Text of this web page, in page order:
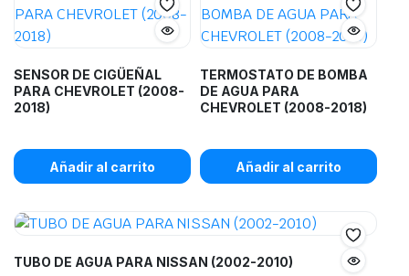
SENSOR DE CIGÜEÑAL
PARA CHEVROLET (2008-
2018)
Añadir al carrito
TERMOSTATO DE BOMBA
DE AGUA PARA
CHEVROLET (2008-2018)
Añadir al carrito
TUBO DE AGUA PARA NISSAN (2002-2010)